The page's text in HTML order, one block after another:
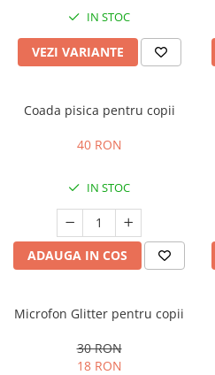
IN STOC
VEZI VARIANTE
Coada pisica pentru copii
40 RON
IN STOC
ADAUGA IN COS
Microfon Glitter pentru copii
30 RON
18 RON